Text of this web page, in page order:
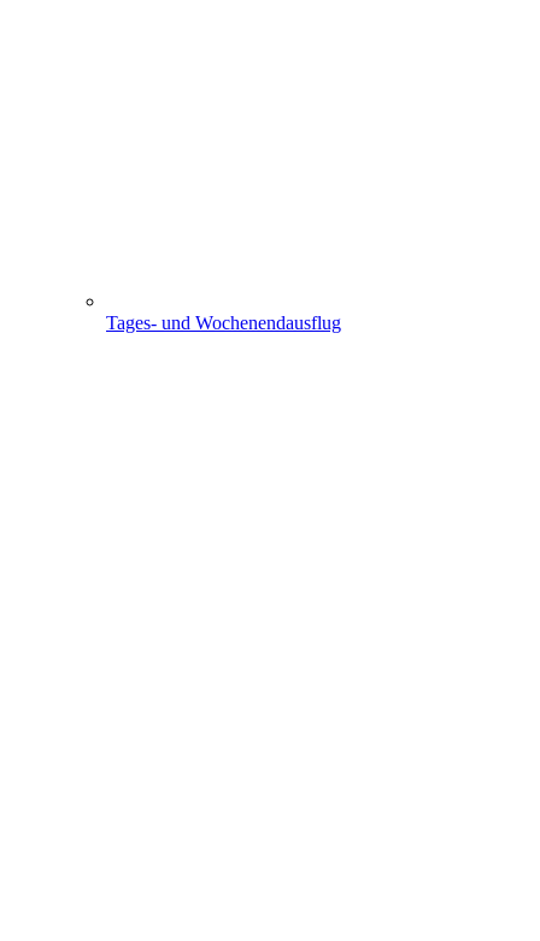
Tages- und Wochenendausflug